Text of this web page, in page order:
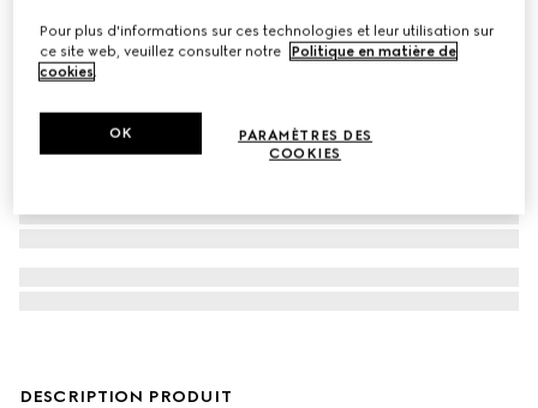
DESCRIPTION PRODUIT
Pour plus d'informations sur ces technologies et leur utilisation sur
ce site web, veuillez consulter notre
Politique en matière de
cookies.
PARAMÈTRES DES
COOKIES
OK